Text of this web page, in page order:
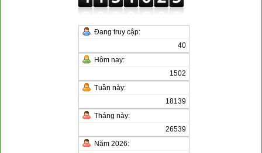
Đang truy cập:
40
Hôm nay:
1502
Tuần này:
18139
Tháng này:
26539
Năm 2026: